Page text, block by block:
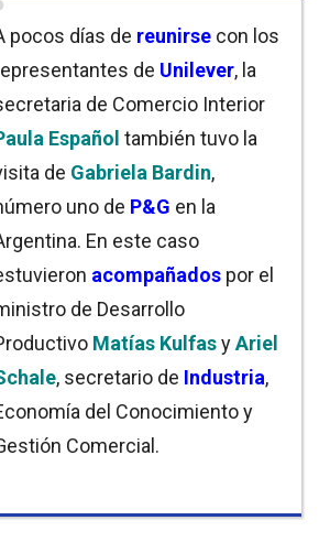
pocos días de reunirse con los
de Unilever, la
de Comercio Interior
Español también tuvo la
de Gabriela Bardin,
uno de P&G en la
En este caso
acompañados por el
de Desarrollo
Matías KulfasyAriel
, secretario de Industria,
del Conocimiento y
Comercial.